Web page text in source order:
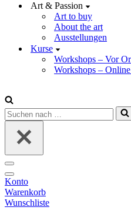
Art & Passion
Art to buy
About the art
Ausstellungen
Kurse
Workshops – Vor
Workshops –
Suchen
nach …
Navigations-
Menü
Navigations-
Menü
Konto
Warenkorb
Wunschliste